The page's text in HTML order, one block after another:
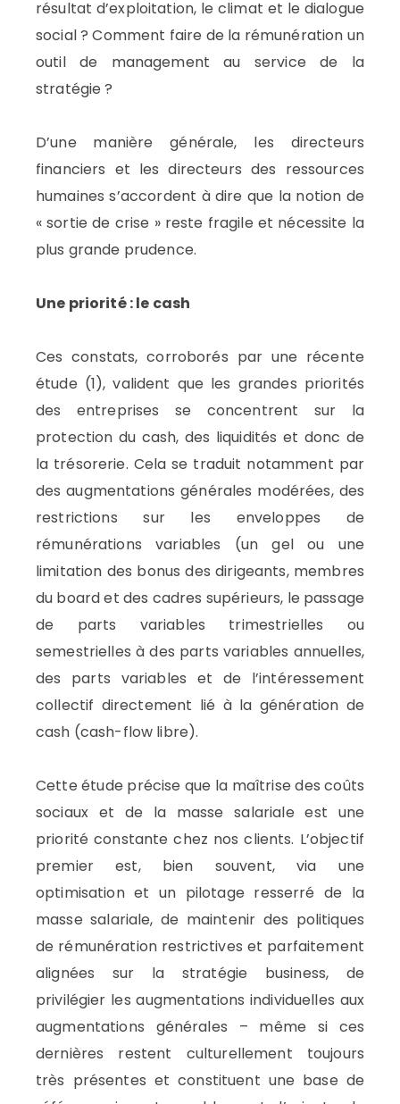
résultat d’exploitation, le climat et le dialogue
social ? Comment faire de la rémunération un
outil de management au service de la
stratégie ?
D’une manière générale, les directeurs
financiers et les directeurs des ressources
humaines s’accordent à dire que la notion de
« sortie de crise » reste fragile et nécessite la
plus grande prudence.
Une priorité : le cash
Ces constats, corroborés par une récente
étude (1), valident que les grandes priorités
des entreprises se concentrent sur la
protection du cash, des liquidités et donc de
la trésorerie. Cela se traduit notamment par
des augmentations générales modérées, des
restrictions sur les enveloppes de
rémunérations variables (un gel ou une
limitation des bonus des dirigeants, membres
du board et des cadres supérieurs, le passage
de parts variables trimestrielles ou
semestrielles à des parts variables annuelles,
des parts variables et de l’intéressement
collectif directement lié à la génération de
cash (cash-flow libre).
Cette étude précise que la maîtrise des coûts
sociaux et de la masse salariale est une
priorité constante chez nos clients. L’objectif
premier est, bien souvent, via une
optimisation et un pilotage resserré de la
masse salariale, de maintenir des politiques
de rémunération restrictives et parfaitement
alignées sur la stratégie business, de
privilégier les augmentations individuelles aux
augmentations générales – même si ces
dernières restent culturellement toujours
très présentes et constituent une base de